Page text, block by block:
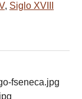
, Siglo XVIII